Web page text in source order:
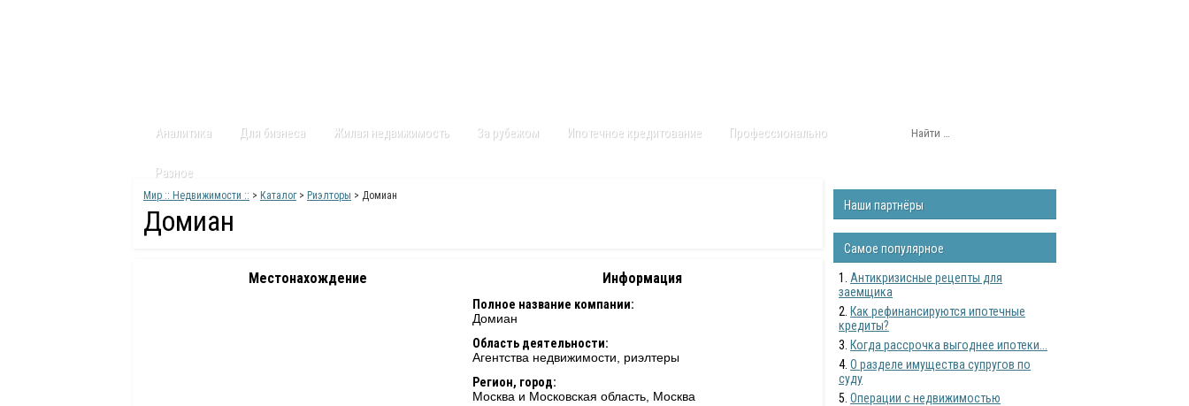
Аналитика Для бизнеса Жилая недвижимость За рубежом Ипотечное кредитование Профессионально
Разное
Мир :: Недвижимости :: > Каталог> Риэлторы > Домиан
Домиан
Местонахождение Информация
Полное название компании:
Домиан
Область деятельности:
Агентства недвижимости, риэлтеры
Регион, город:
Москва и Московская область Москва
Наши партнёры
Самое популярное
Антикризисные рецепты для
заемщика
Как рефинансируются ипотечные
кредиты?
Когда рассрочка выгоднее ипотеки...
О разделе имущества супругов по
суду
Операции с недвижимостью